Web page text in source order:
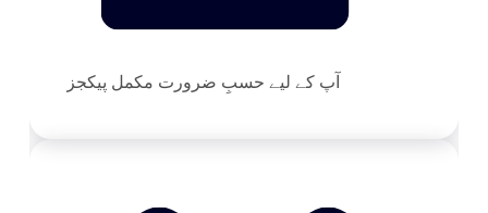
آپ کے لیے حسبِ ضرورت مکمل پیکجز